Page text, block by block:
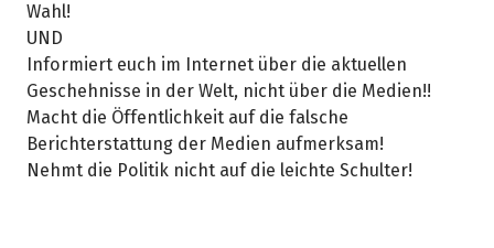
Wahl!
UND
Informiert euch im Internet über die aktuellen
Geschehnisse in der Welt, nicht über die Medien!!
Macht die Öffentlichkeit auf die falsche
Berichterstattung der Medien aufmerksam!
Nehmt die Politik nicht auf die leichte Schulter!